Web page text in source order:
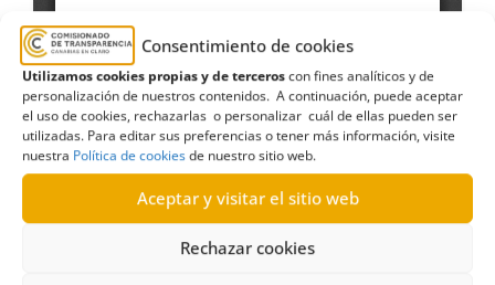
Consentimiento de cookies
Utilizamos cookies propias y de terceroscon fines analíticos y de
personalización de nuestros contenidos. A continuación, puede aceptar
el uso de cookies, rechazarlas o personalizar cuál de ellas pueden ser
utilizadas. Para editar sus preferencias o tener más información, visite
nuestra Política de cookiesde nuestro sitio web.
Aceptar y visitar el sitio web
Rechazar cookies